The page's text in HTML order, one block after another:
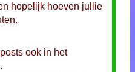
hopelijk hoeven jullie
ook in het